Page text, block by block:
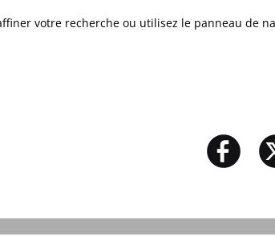
votre recherche ou utilisez le panneau de